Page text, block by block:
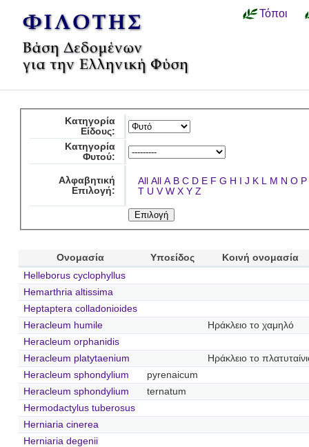
Τόποι
Κατηγορία
Είδους:
Κατηγορία
Φυτού:
Αλφαβητική
Επιλογή:
All All A B C D E F G H I J K L M N O P
T U V W X Y Z
Ονομασία Υποείδος
Κοινή ονομασία
Helleborus cyclophyllus
Hemarthria altissima
Heptaptera colladonioides
Heracleum humile
Ηράκλειο το χαμηλό
Heracleum orphanidis
Heracleum platytaenium
Ηράκλειο το
Heracleum sphondylium
pyrenaicum
Heracleum sphondylium
ternatum
Hermodactylus tuberosus
Herniaria cinerea
Herniaria degenii